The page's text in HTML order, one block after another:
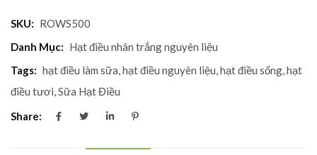
SKU: ROWS500
Danh Mục: Hạt điều nhân trắng nguyên liệu
Tags: hạt điều làm sữa,hạt điều nguyên liệu,hạt điều sống,hạt
điều tươi,Sữa Hạt Điều
Share: